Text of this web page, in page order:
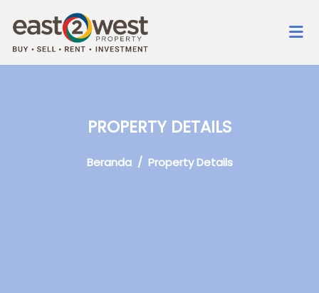
PROPERTY DETAILS
Beranda / Property Details